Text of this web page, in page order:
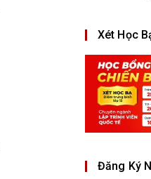
Xét Học
Đăng Ký